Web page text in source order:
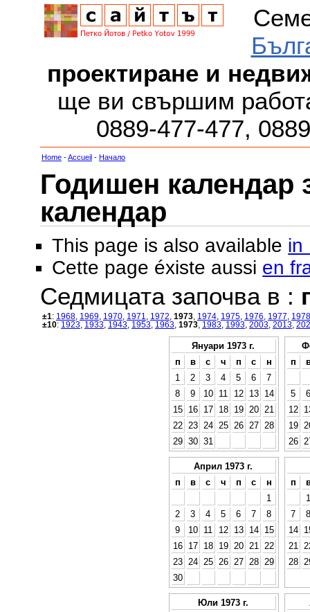
проектиране и
ще ви свършим
0889-477-477,
Home -Accueil - Начало
Годишен календар
календар
This page is also available in
Cette page éxiste aussi en
Седмицата започва в :
±1: 1968 1969 1970 1971 1972 1973 1974 1975 1976 1977
1978
±10: 1923 1933 1943 1953 1963 1973 1983 1993 2003 2013
Януари 1973 г.
п
в с ч п с
н
1
2 3 4 5 6
7
8
9 10 11 12 13
14
15
16 17 18 19 20
21
22
23 24 25 26 27
28
29 30 31
п
5
6
12
19
26
Април 1973 г.
п
в с ч п с
н
1
2
3 4 5 6 7
8
9
10 11 12 13 14
15
16
17 18 19 20 21
22
23
24 25 26 27 28
29
30
п
1
7
8
14
21
28
Юли 1973 г.